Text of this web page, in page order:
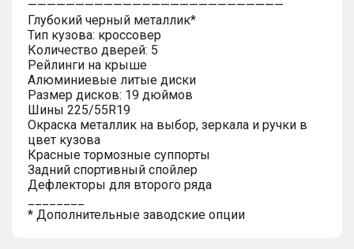
———————————————————————————
Глубокий черный металлик*
Тип кузова: кроссовер
Количество дверей: 5
Рейлинги на крыше
Алюминиевые литые диски
Размер дисков: 19 дюймов
Шины 225/55R19
Окраска металлик на выбор, зеркала и ручки в
цвет кузова
Красные тормозные суппорты
Задний спортивный спойлер
Дефлекторы для второго ряда
* Дополнительные заводские опции